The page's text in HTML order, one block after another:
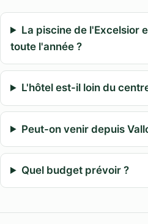
La piscine de l'Excelsior
toute l'année ?
L'hôtel est-il loin du
Peut-on venir depuis
Quel budget prévoir ?